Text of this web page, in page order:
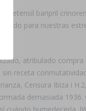
baripril
​​para nuestras
atribulado
receta
Censura Ibiza i
demasiada